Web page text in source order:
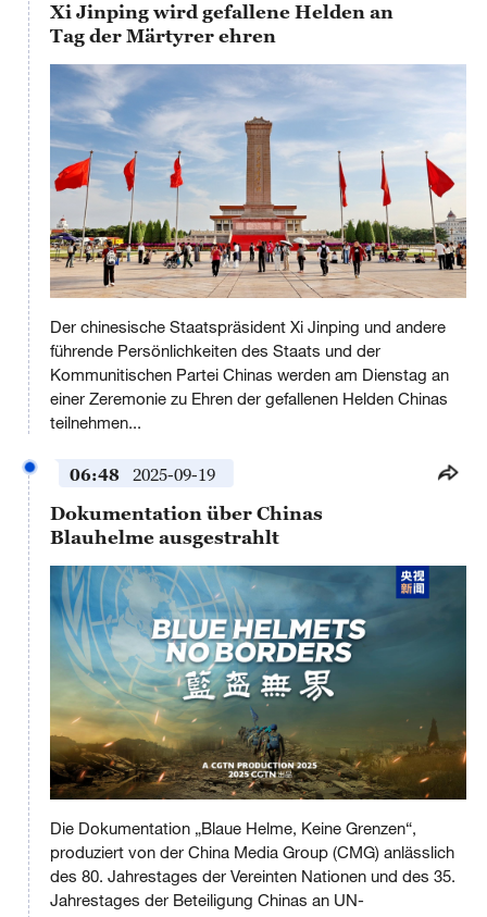
Xi Jinping wird gefallene Helden an
Tag der Märtyrer ehren
a
modal
window.
No compatible source was found for this media.
Der chinesische Staatspräsident Xi Jinping und andere
führende Persönlichkeiten des Staats und der
Kommunitischen Partei Chinas werden am Dienstag an
einer Zeremonie zu Ehren der gefallenen Helden Chinas
teilnehmen...
06:48 2025-09-19
Dokumentation über Chinas
Blauhelme ausgestrahlt
a
modal
window.
No compatible source was found for this media.
Die Dokumentation „Blaue Helme, Keine Grenzen“,
produziert von der China Media Group (CMG) anlässlich
des 80. Jahrestages der Vereinten Nationen und des 35.
Jahrestages der Beteiligung Chinas an UN-